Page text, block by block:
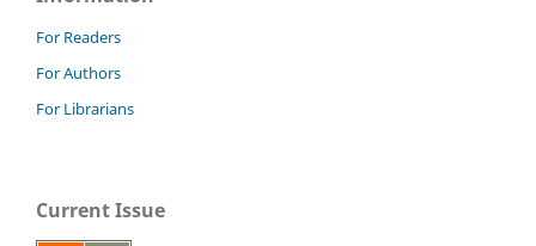
For Readers
For Authors
For Librarians
Current Issue